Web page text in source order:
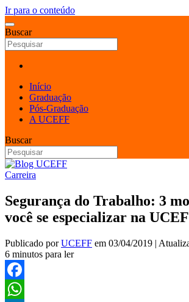
Ir para o conteúdo
Buscar
Início
Graduação
Pós-Graduação
A UCEFF
Buscar
Carreira
Segurança do Trabalho: 3
você se especializar na
Publicado porUCEFF em 03/04/2019 |
6 minutos para ler
Facebook